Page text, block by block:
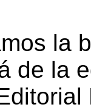
la
de la